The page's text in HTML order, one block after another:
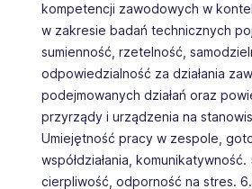
kompetencji zawodowych w
w zakresie badań technicznych
sumienność, rzetelność,
odpowiedzialność za działania
podejmowanych działań oraz
przyrządy i urządzenia na
Umiejętność pracy w zespole,
współdziałania, komunikatywność.
cierpliwość, odporność na stres.